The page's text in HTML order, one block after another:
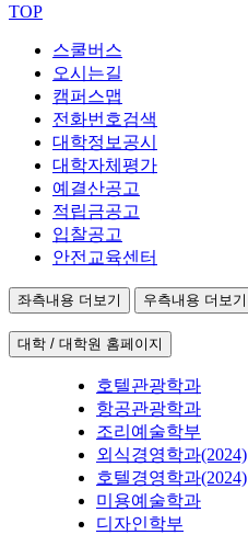
TOP
스쿨버스
오시는길
캠퍼스맵
전화번호검색
대학정보공시
대학자체평가
예결산공고
적립금공고
입찰공고
안전교육센터
좌측내용 더보기 우측내용 더보기
대학 / 대학원 홈페이지
호텔관광학과
항공관광학과
조리예술학부
외식경영학과(2024)
호텔경영학과(2024)
미용예술학과
디자인학부